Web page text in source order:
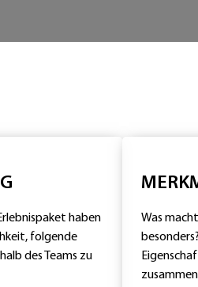
haben
folgende
des Teams zu
Was